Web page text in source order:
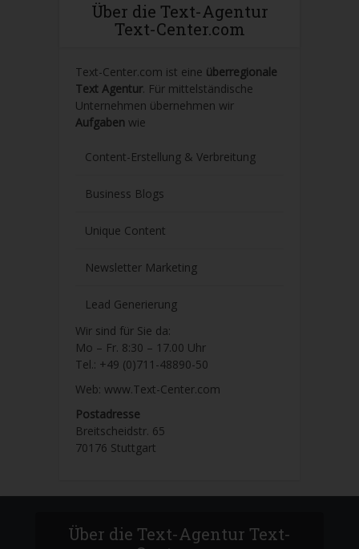
Über die Text-Agentur
Text-Center.com
Text-Center.com ist eine überregionale
Text Agentur. Für mittelständische
Unternehmen übernehmen wir
Aufgaben wie
Content-Erstellung & Verbreitung
Business Blogs
Unique Content
Newsletter Marketing
Lead Generierung
Wir sind für Sie da:
Mo – Fr. 8:30 – 17.00 Uhr
Tel.: +49 (0)711-48890-50
Web: www.Text-Center.com
Postadresse
Breitscheidstr. 65
70176 Stuttgart
Über die Text-Agentur Text-